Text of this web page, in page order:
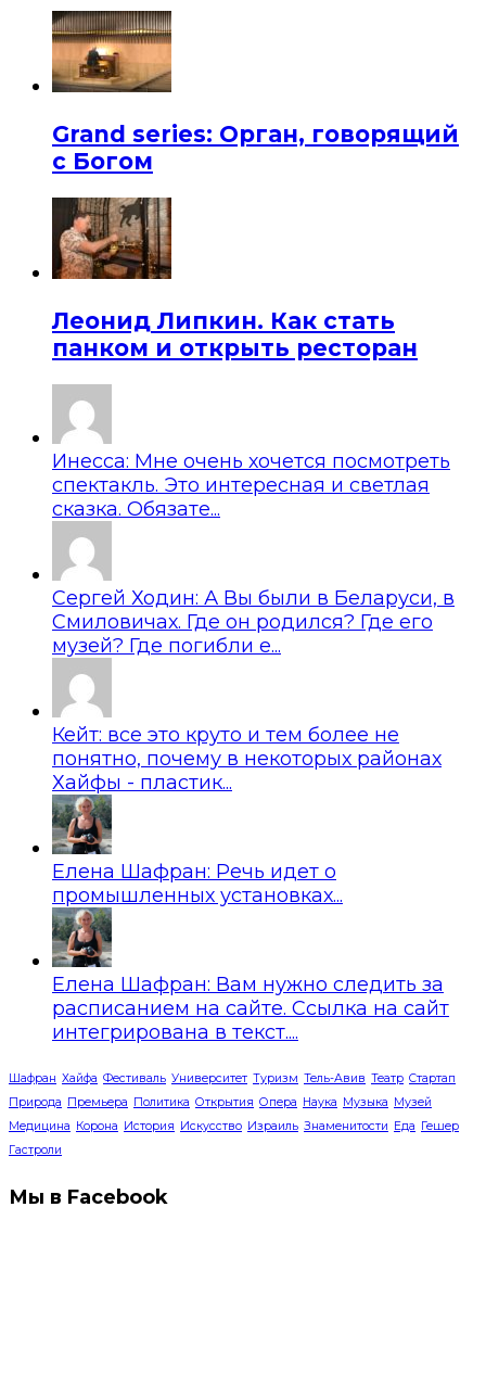
Grand series: Орган, говорящий
с Богом
Леонид Липкин. Как стать
панком и открыть ресторан
Инесса: Мне очень хочется посмотреть
спектакль. Это интересная и светлая
сказка. Обязате...
Сергей Ходин: А Вы были в Беларуси, в
Смиловичах. Где он родился? Где его
музей? Где погибли е...
Кейт: все это круто и тем более не
понятно, почему в некоторых районах
Хайфы - пластик...
Елена Шафран: Речь идет о
промышленных установках...
Елена Шафран: Вам нужно следить за
расписанием на сайте. Ссылка на сайт
интегрирована в текст....
Шафран Хайфа Фестиваль Университет Туризм Тель-Авив Театр Стартап
Природа Премьера Политика Открытия Опера Наука Музыка Музей
Медицина Корона История Искусство Израиль Знаменитости Еда Гешер
Гастроли
Мы в Facebook